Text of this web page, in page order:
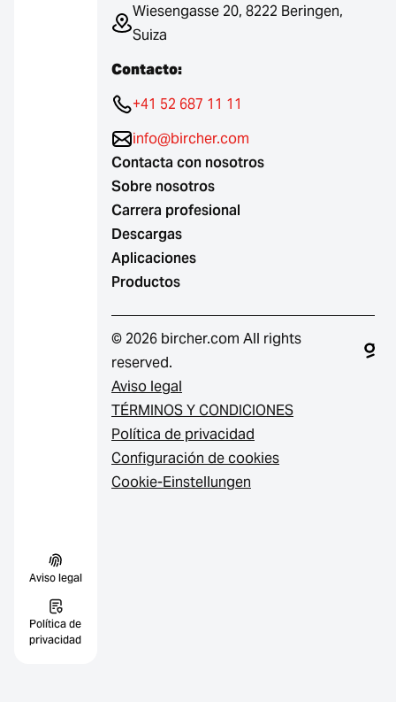
Aviso legal
Política de
privacidad
Wiesengasse 20, 8222 Beringen,
Suiza
Contacto:
+41 52 687 11 11
info@bircher.com
Contacta con nosotros
Sobre nosotros
Carrera profesional
Descargas
Aplicaciones
Productos
© 2026 bircher.com All rights
reserved.
Aviso legal
TÉRMINOS Y CONDICIONES
Política de privacidad
Configuración de cookies
Cookie-Einstellungen